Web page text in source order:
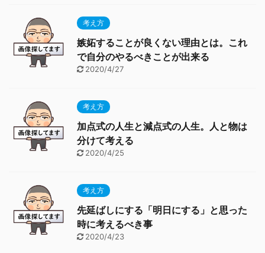
考え方
嫉妬することが良くない理由とは。これ
で自分のやるべきことが出来る
2020/4/27
考え方
加点式の人生と減点式の人生。人と物は
分けて考える
2020/4/25
考え方
先延ばしにする「明日にする」と思った
時に考えるべき事
2020/4/23